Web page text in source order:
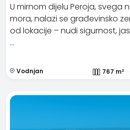
U mirnom dijelu Peroja, svega
mora, nalazi se građevinsko
od lokacije – nudi sigurnost,
…
Vodnjan 767 m²